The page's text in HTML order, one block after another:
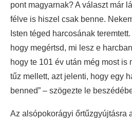
pont magyarnak? A választ már
félve is hiszel csak benne.
Isten téged harcosának
hogy megértsd, mi lesz e
hogy te 101 év után még most is
tűz mellett, azt jelenti, hogy egy
benned” – szögezte le
Az alsópokorágyi őrtűzgyújtásra